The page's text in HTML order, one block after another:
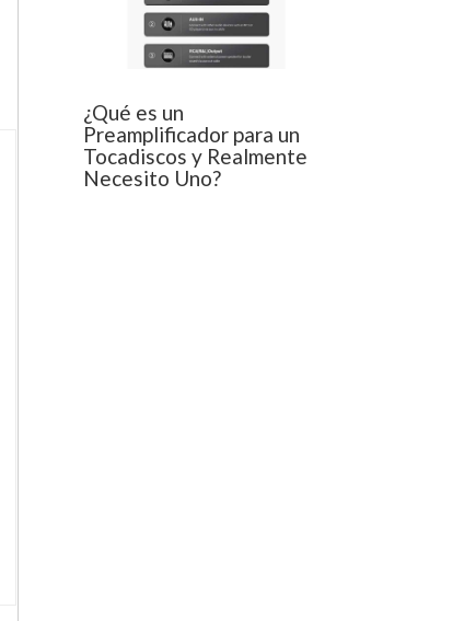
¿Qué es un
Preamplificador para un
Tocadiscos y Realmente
Necesito Uno?